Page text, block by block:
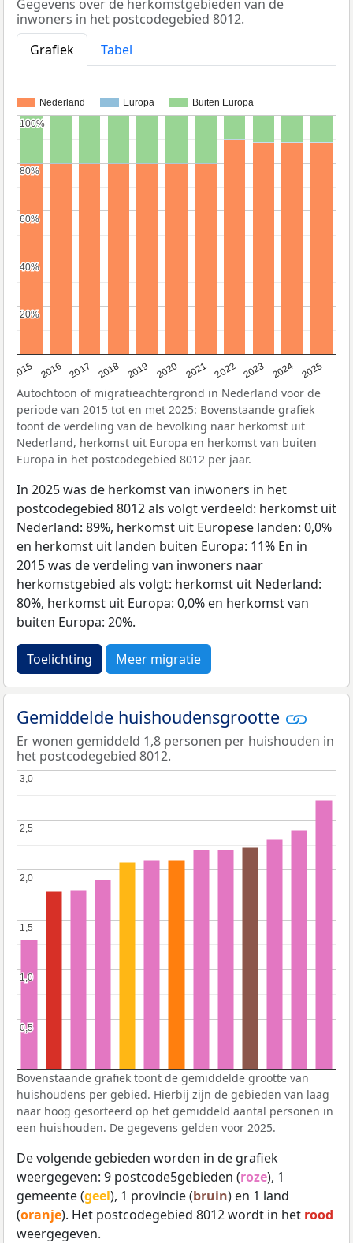
Gegevens over de herkomstgebieden van de
inwoners in het postcodegebied 8012.
Grafiek
Tabel
Nederland Europa Buiten Europa
2015 2016 2017 2018 2019 2020 2021 2022 2023 2024 2025
20%
20%
40%
40%
60%
60%
80%
80%
100%
100%
Autochtoon of migratieachtergrond in Nederland voor de
periode van 2015 tot en met 2025: Bovenstaande grafiek
toont de verdeling van de bevolking naar herkomst uit
Nederland, herkomst uit Europa en herkomst van buiten
Europa in het postcodegebied 8012 per jaar.
In 2025 was de herkomst van inwoners in het
postcodegebied 8012 als volgt verdeeld: herkomst uit
Nederland: 89%, herkomst uit Europese landen: 0,0%
en herkomst uit landen buiten Europa: 11% En in
2015 was de verdeling van inwoners naar
herkomstgebied als volgt: herkomst uit Nederland:
80%, herkomst uit Europa: 0,0% en herkomst van
buiten Europa: 20%.
Toelichting Meer migratie
Gemiddelde huishoudensgrootte
Er wonen gemiddeld 1,8 personen per huishouden in
het postcodegebied 8012.
0,5
0,5
1,0
1,0
1,5
1,5
2,0
2,0
2,5
2,5
3,0
3,0
Bovenstaande grafiek toont de gemiddelde grootte van
huishoudens per gebied. Hierbij zijn de gebieden van laag
naar hoog gesorteerd op het gemiddeld aantal personen in
een huishouden. De gegevens gelden voor 2025.
De volgende gebieden worden in de grafiek
weergegeven: 9 postcode5gebieden (roze), 1
gemeente (geel), 1 provincie (bruin) en 1 land
(oranje). Het postcodegebied 8012 wordt in het rood
weergegeven.